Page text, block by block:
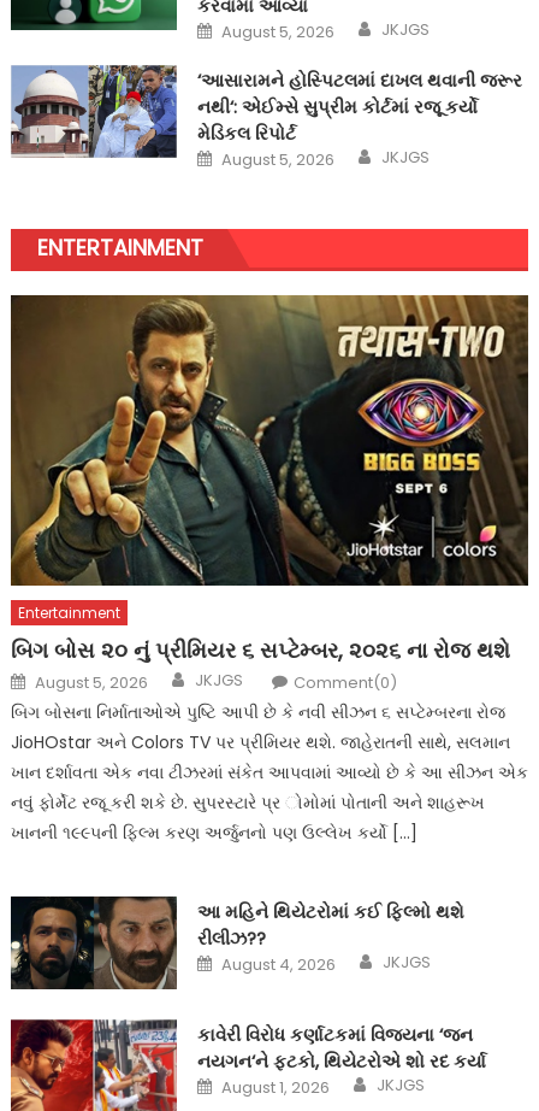
કરવામાં આવ્યા
Posted
on
August 5, 2026 Author
JKJGS
‘આસારામને હોસ્પિટલમાં દાખલ થવાની જરૂર
નથી‘: એઈમ્સે સુપ્રીમ કોર્ટમાં રજૂ કર્યો
મેડિકલ રિપોર્ટ
Posted
on
August 5, 2026 Author
JKJGS
ENTERTAINMENT
Entertainment
બિગ બોસ ૨૦ નું પ્રીમિયર ૬ સપ્ટેમ્બર, ૨૦૨૬ ના રોજ થશે
Posted
on
August 5, 2026 Author
JKJGS Comment(0)
બિગ બોસના નિર્માતાઓએ પુષ્ટિ આપી છે કે નવી સીઝન ૬ સપ્ટેમ્બરના રોજ
JioHOstar અને Colors TV પર પ્રીમિયર થશે. જાહેરાતની સાથે, સલમાન
ખાન દર્શાવતા એક નવા ટીઝરમાં સંકેત આપવામાં આવ્યો છે કે આ સીઝન એક
નવું ફોર્મેટ રજૂ કરી શકે છે. સુપરસ્ટારે પ્ર ોમોમાં પોતાની અને શાહરૂખ
ખાનની ૧૯૯૫ની ફિલ્મ કરણ અર્જુનનો પણ ઉલ્લેખ કર્યો […]
આ મહિને થિયેટરોમાં કઈ ફિલ્મો થશે
રીલીઝ??
Posted
on
August 4, 2026 Author
JKJGS
કાવેરી વિરોધ કર્ણાટકમાં વિજયના ‘જન
નયગન‘ને ફટકો, થિયેટરોએ શો રદ કર્યા
Posted
on
August 1, 2026 Author
JKJGS